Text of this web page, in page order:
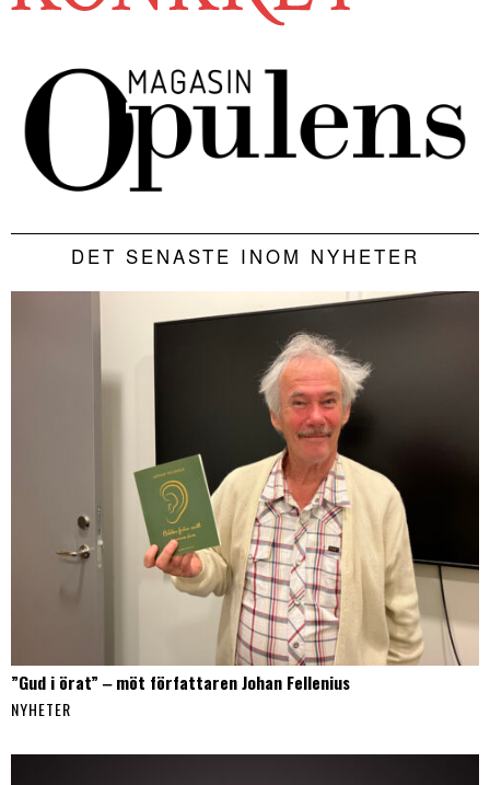
DET SENASTE INOM NYHETER
”Gud i örat” ‒ möt författaren Johan Fellenius
NYHETER